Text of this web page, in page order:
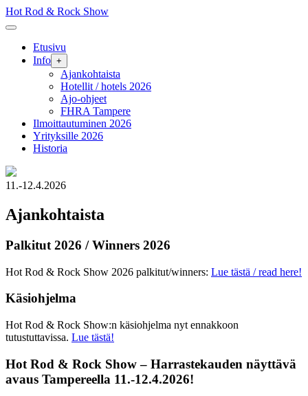
Skip
to
Hot Rod & Rock Show
Etusivu
Info +
Ajankohtaista
Hotellit / hotels 2026
Ajo-ohjeet
FHRA Tampere
Ilmoittautuminen 2026
Yrityksille 2026
Historia
11.-12.4.2026
Ajankohtaista
Palkitut 2026 / Winners 2026
Hot Rod & Rock Show 2026 palkitut/winners: Lue tästä / read here!
Käsiohjelma
Hot Rod & Rock Show:n käsiohjelma nyt ennakkoon
tutustuttavissa. Lue tästä!
Hot Rod & Rock Show – Harrastekauden näyttävä
avaus Tampereella 11.-12.4.2026!